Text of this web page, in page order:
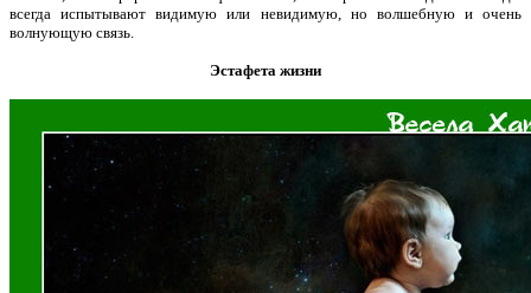
всегда испытывают видимую или невидимую, но волшебную и очень
волнующую связь.
Эстафета жизни